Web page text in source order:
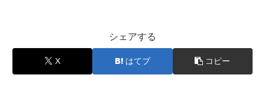
シェアする
X はてブ コピー